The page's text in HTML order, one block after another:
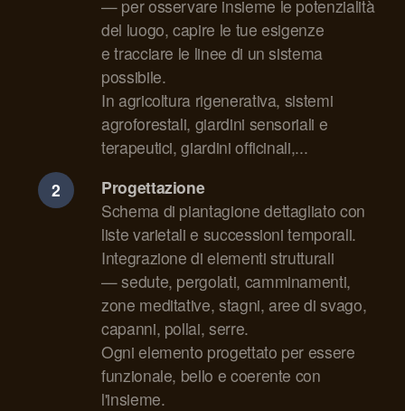
— per osservare insieme le potenzialità
del luogo, capire le tue esigenze
e tracciare le linee di un sistema
possibile.
In agricoltura rigenerativa, sistemi
agroforestali, giardini sensoriali e
terapeutici, giardini officinali,...
Progettazione
Schema di piantagione dettagliato con
liste varietali e successioni temporali.
Integrazione di elementi strutturali
— sedute, pergolati, camminamenti,
zone meditative, stagni, aree di svago,
capanni, pollai, serre.
Ogni elemento progettato per essere
funzionale, bello e coerente con
l'insieme.